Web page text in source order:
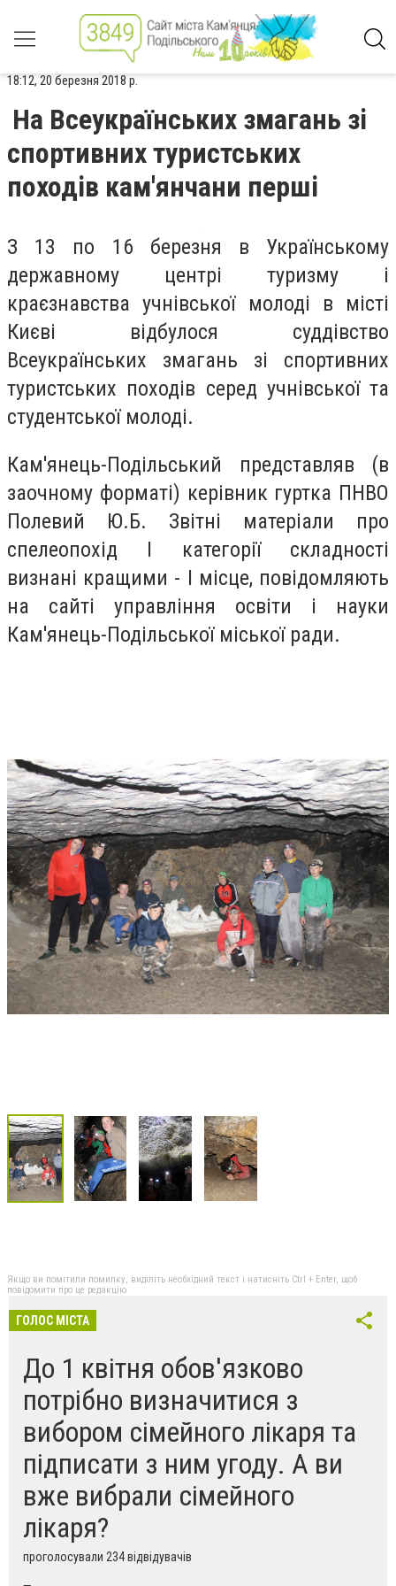
18:12, 20 березня 2018 р.
На Всеукраїнських змагань зі
спортивних туристських
походів кам'янчани перші
З 13 по 16 березня в Українському
державному центрі туризму і
краєзнавства учнівської молоді в місті
Києві відбулося суддівство
Всеукраїнських змагань зі спортивних
туристських походів серед учнівської та
студентської молоді.
Кам'янець-Подільський представляв (в
заочному форматі) керівник гуртка ПНВО
Полевий Ю.Б. Звітні матеріали про
спелеопохід І категорії складності
визнані кращими - І місце, повідомляють
на сайті управління освіти і науки
Кам'янець-Подільської міської ради.
Якщо ви помітили помилку, виділіть необхідний текст і натисніть Ctrl + Enter, щоб
повідомити про це редакцію
ГОЛОС МІСТА
До 1 квітня обов'язково
потрібно визначитися з
вибором сімейного лікаря та
підписати з ним угоду. А ви
вже вибрали сімейного
лікаря?
проголосували 234 відвідувачів